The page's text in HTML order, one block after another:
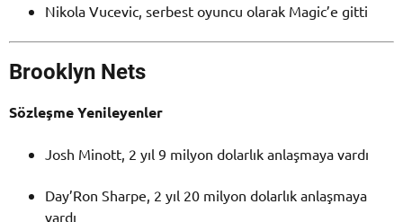
Nikola Vucevic, serbest oyuncu olarak Magic’e gitti
Brooklyn Nets
Sözleşme Yenileyenler
Josh Minott, 2 yıl 9 milyon dolarlık anlaşmaya vardı
Day’Ron Sharpe, 2 yıl 20 milyon dolarlık anlaşmaya
vardı